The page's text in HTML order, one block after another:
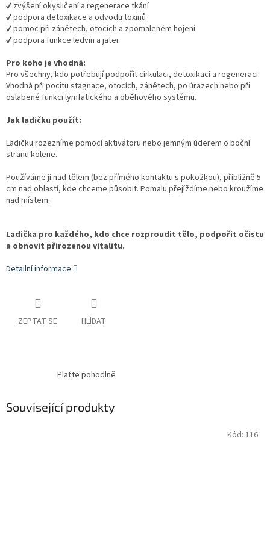
✔ zvýšení okysličení a regenerace tkání
✔ podpora detoxikace a odvodu toxinů
✔ pomoc při zánětech, otocích a zpomaleném hojení
✔ podpora funkce ledvin a jater
Pro koho je vhodná:
Pro všechny, kdo potřebují podpořit cirkulaci, detoxikaci a regeneraci.
Vhodná při pocitu stagnace, otocích, zánětech, po úrazech nebo při
oslabené funkci lymfatického a oběhového systému.
Jak ladičku použít:
Ladičku rozezníme pomocí aktivátoru nebo jemným úderem o boční
stranu kolene.
Používáme ji nad tělem (bez přímého kontaktu s pokožkou), přibližně 5
cm nad oblastí, kde chceme působit. Pomalu přejíždíme nebo kroužíme
nad místem.
Ladička pro každého, kdo chce rozproudit tělo, podpořit očistu
a obnovit přirozenou vitalitu.
Detailní informace
ZEPTAT SE HLÍDAT
Plaťte pohodlně
Související produkty
Kód: 116